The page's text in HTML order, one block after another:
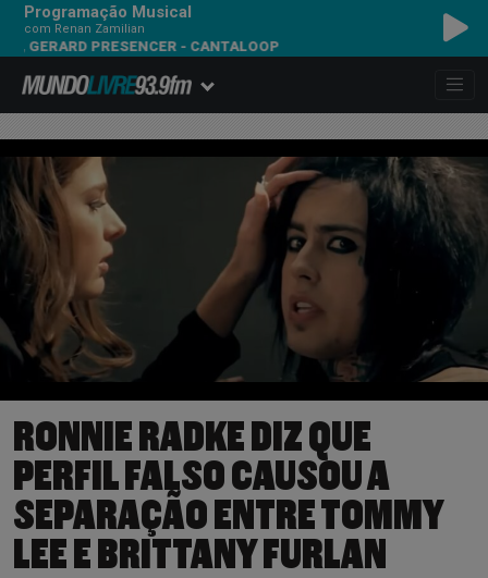
Programação Musical
com Renan Zamilian
PRESENCER - CANTALOOP
RONNIE RADKE DIZ QUE
PERFIL FALSO CAUSOU A
SEPARAÇÃO ENTRE TOMMY
LEE E BRITTANY FURLAN